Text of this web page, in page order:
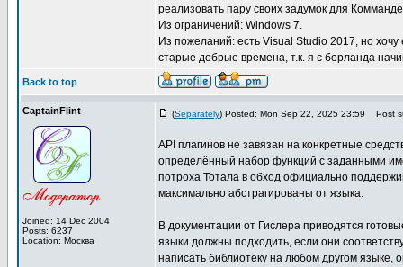
реализовать пару своих задумок для
Из ограничений: Windows 7.
Из пожеланий: есть Visual Studio 2017, но
старые добрые времена, т.к. я с борланда
Back to top
CaptainFlint
Joined: 14 Dec 2004
Posts: 6237
Location: Москва
(Separately) Posted: Mon Sep 22, 2025 23:59 Post
API плагинов не завязан на конкретные
определённый набор функций с заданными
потроха Тотала в обход официально
максимально абстрагированы от языка.
В документации от Гислера приводятся
языки должны подходить, если они
написать библиотеку на любом другом языке,